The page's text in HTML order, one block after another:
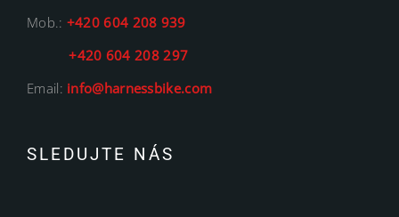
Mob.: +420 604 208 939
+420 604 208 297
Email: info@harnessbike.com
SLEDUJTE NÁS